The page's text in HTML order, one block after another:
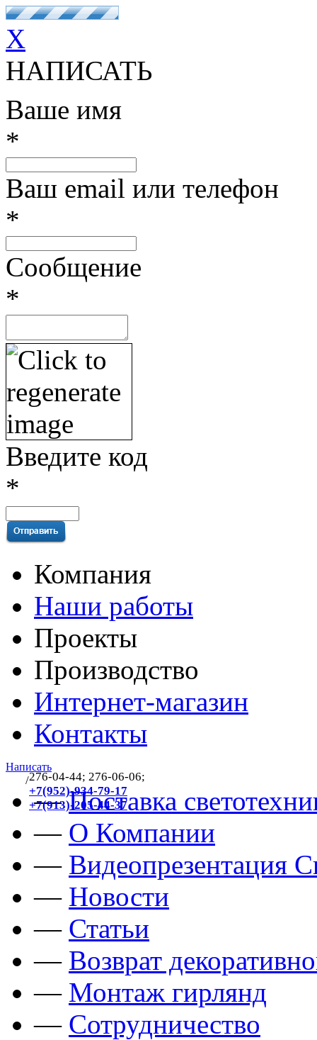
X
НАПИСАТЬ
Ваше имя
*
Ваш email или телефон
*
Сообщение
*
Введите код
*
Компания
Наши работы
Проекты
Производство
Интернет-магазин
Контакты
Написать
/276-04-44; 276-06-06;
+7(952)-934-79-17
+7(913)-205-44-37
—Поставка
— О Компании
— Видеопрезентация
— Новости
— Статьи
— Возврат
— Монтаж гирлянд
— Сотрудничество